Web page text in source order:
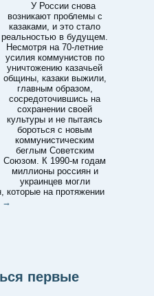
У России снова
возникают проблемы с
казаками, и это стало
реальностью в будущем.
Несмотря на 70-летние
усилия коммунистов по
уничтожению казачьей
общины, казаки выжили,
главным образом,
сосредоточившись на
сохранении своей
культуры и не пытаясь
бороться с новым
коммунистическим
беглым Советским
Союзом. К 1990-м годам
миллионы россиян и
украинцев могли
которые на протяжении
→
первые